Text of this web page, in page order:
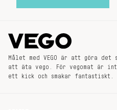
Målet med VEGO är att göra
att äta vego. För vegomat är
ett kick och smakar fantastiskt.